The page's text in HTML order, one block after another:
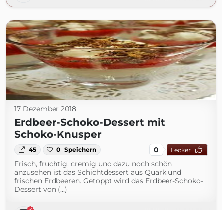
17 Dezember 2018
Erdbeer-Schoko-Dessert mit
Schoko-Knusper
45 0 Speichern 0 Lecker
Frisch, fruchtig, cremig und dazu noch schön
anzusehen ist das Schichtdessert aus Quark und
frischen Erdbeeren. Getoppt wird das Erdbeer-Schoko-
Dessert von (...)